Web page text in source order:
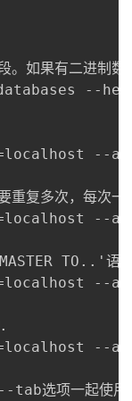
。如果有二进制
--
--
需要重复多次
--
TO..'语
--
--
与--tab选项一